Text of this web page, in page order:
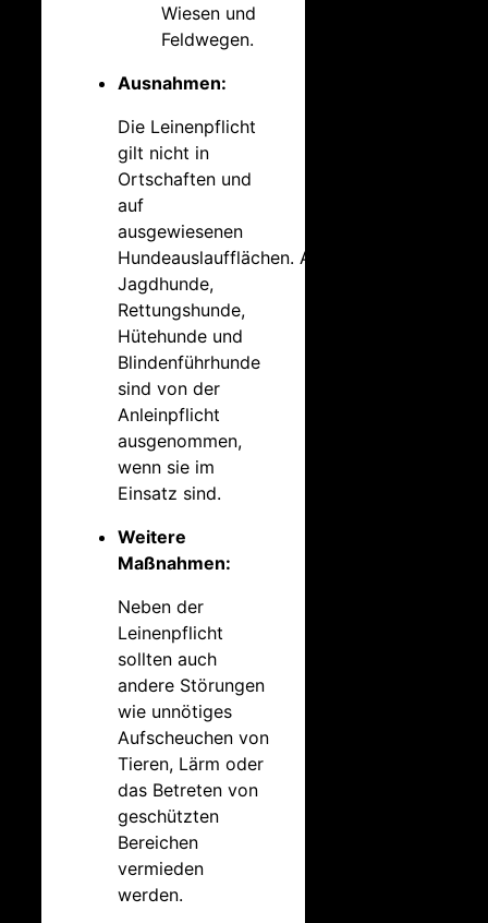
Wiesen und
Feldwegen.
Ausnahmen:
Die Leinenpflicht
gilt nicht in
Ortschaften und
auf
ausgewiesenen
Hundeauslaufflächen. Auch
Jagdhunde,
Rettungshunde,
Hütehunde und
Blindenführhunde
sind von der
Anleinpflicht
ausgenommen,
wenn sie im
Einsatz sind.
Weitere
Maßnahmen:
Neben der
Leinenpflicht
sollten auch
andere Störungen
wie unnötiges
Aufscheuchen von
Tieren, Lärm oder
das Betreten von
geschützten
Bereichen
vermieden
werden.